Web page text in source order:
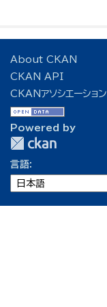
About CKAN
CKAN API
CKANアソシエーション
Powered by
言語